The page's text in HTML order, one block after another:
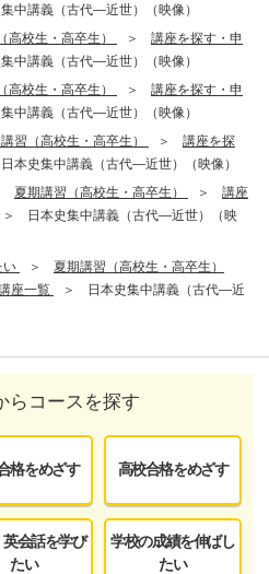
中講義（古代―近世）（映像）
高校生・高卒生）
講座を探す・申
中講義（古代―近世）（映像）
高校生・高卒生）
講座を探す・申
中講義（古代―近世）（映像）
習（高校生・高卒生）
講座を探
日本史集中講義（古代―近世）（映像）
夏期講習（高校生・高卒生）
講座
日本史集中講義（古代―近世）（映
い
夏期講習（高校生・高卒生）
座一覧
日本史集中講義（古代―近
らコースを探す
格をめざす 高校合格をめざす
会話を学び
たい
学校の成績を伸ばし
たい